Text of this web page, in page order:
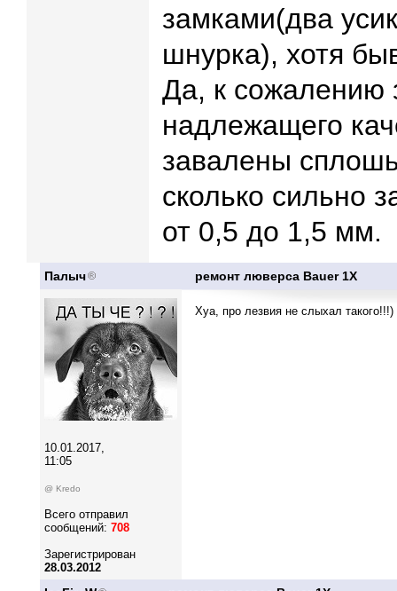
замками(два
шнурка), хотя
Да, к сожалению
надлежащего
завалены
сколько сильно
от 0,5 до 1,5 мм.
Палыч ремонт люверса Bauer 1X
10.01.2017,
11:05
@ Kredo
Всего отправил
сообщений: 708
Зарегистрирован
28.03.2012
Хуа, про лезвия не слыхал такого!!!)